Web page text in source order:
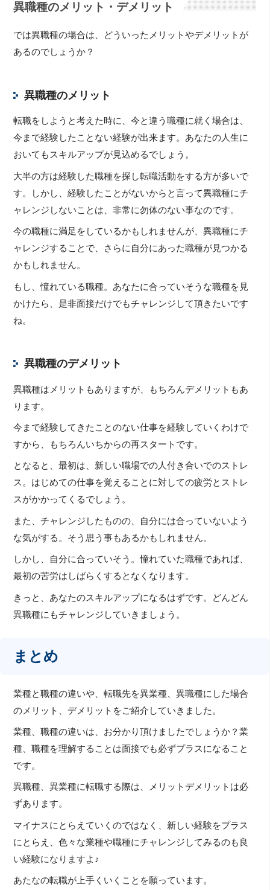
異職種のメリット・デメリット
では異職種の場合は、どういったメリットやデメリットが
あるのでしょうか？
異職種のメリット
転職をしようと考えた時に、今と違う職種に就く場合は、
今まで経験したことない経験が出来ます。あなたの人生に
おいてもスキルアップが見込めるでしょう。
大半の方は経験した職種を探し転職活動をする方が多いで
す。しかし、経験したことがないからと言って異職種にチ
ャレンジしないことは、非常に勿体のない事なのです。
今の職種に満足をしているかもしれませんが、異職種にチ
ャレンジすることで、さらに自分にあった職種が見つかる
かもしれません。
もし、憧れている職種。あなたに合っていそうな職種を見
かけたら、是非面接だけでもチャレンジして頂きたいです
ね。
異職種のデメリット
異職種はメリットもありますが、もちろんデメリットもあ
ります。
今まで経験してきたことのない仕事を経験していくわけで
すから、もちろんいちからの再スタートです。
となると、最初は、新しい職場での人付き合いでのストレ
ス。はじめての仕事を覚えることに対しての疲労とストレ
スがかかってくるでしょう。
また、チャレンジしたものの、自分には合っていないよう
な気がする。そう思う事もあるかもしれません。
しかし、自分に合っていそう。憧れていた職種であれば、
最初の苦労はしばらくするとなくなります。
きっと、あなたのスキルアップになるはずです。どんどん
異職種にもチャレンジしていきましょう。
まとめ
業種と職種の違いや、転職先を異業種、異職種にした場合
のメリット、デメリットをご紹介していきました。
業種、職種の違いは、お分かり頂けましたでしょうか？業
種、職種を理解することは面接でも必ずプラスになること
です。
異職種、異業種に転職する際は、メリットデメリットは必
ずあります。
マイナスにとらえていくのではなく、新しい経験をプラス
にとらえ、色々な業種や職種にチャレンジしてみるのも良
い経験になりますよ♪
あたなの転職が上手くいくことを願っています。